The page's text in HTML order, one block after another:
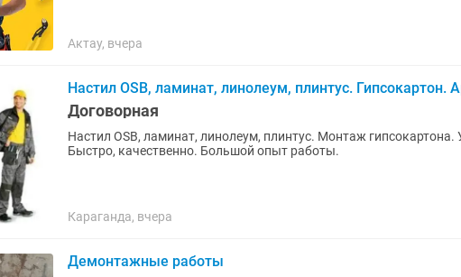
Актау, вчера
Настил OSB, ламинат, линолеум, плинтус. Гипсокартон.
Договорная
Настил OSB, ламинат, линолеум, плинтус. Монтаж гипсокартона. Утепление стен. Демонтаж.
Быстро, качественно. Большой опыт работы.
Караганда, вчера
Демонтажные работы